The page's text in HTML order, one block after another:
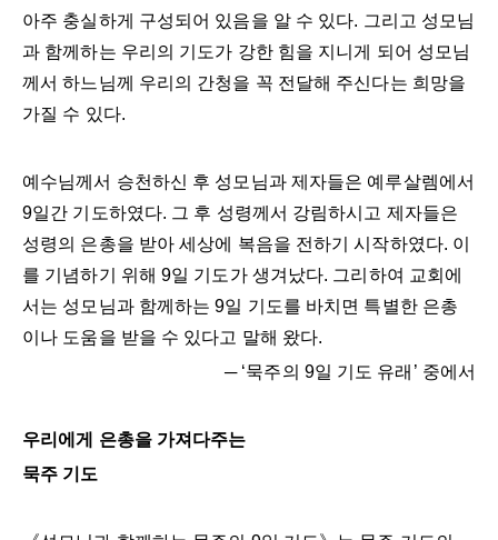
아주 충실하게 구성되어 있음을 알 수 있다. 그리고 성모님
과 함께하는 우리의 기도가 강한 힘을 지니게 되어 성모님
께서 하느님께 우리의 간청을 꼭 전달해 주신다는 희망을
가질 수 있다.
예수님께서 승천하신 후 성모님과 제자들은 예루살렘에서
9일간 기도하였다. 그 후 성령께서 강림하시고 제자들은
성령의 은총을 받아 세상에 복음을 전하기 시작하였다. 이
를 기념하기 위해 9일 기도가 생겨났다. 그리하여 교회에
서는 성모님과 함께하는 9일 기도를 바치면 특별한 은총
이나 도움을 받을 수 있다고 말해 왔다.
─ ‘묵주의 9일 기도 유래’ 중에서
우리에게 은총을 가져다주는
묵주 기도